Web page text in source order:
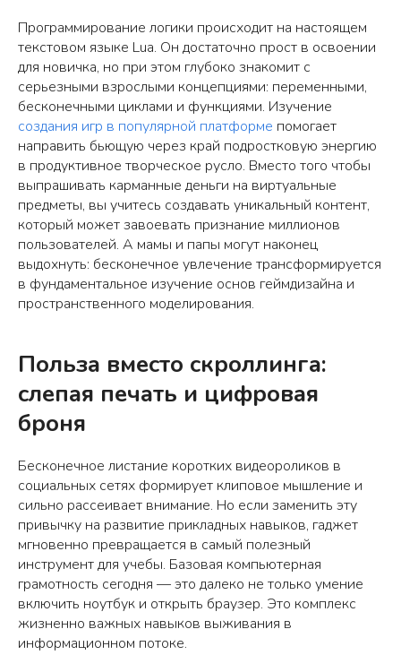
Программирование логики происходит на настоящем
текстовом языке Lua. Он достаточно прост в освоении
для новичка, но при этом глубоко знакомит с
серьезными взрослыми концепциями: переменными,
бесконечными циклами и функциями. Изучение
создания игр в популярной платформе помогает
направить бьющую через край подростковую энергию
в продуктивное творческое русло. Вместо того чтобы
выпрашивать карманные деньги на виртуальные
предметы, вы учитесь создавать уникальный контент,
который может завоевать признание миллионов
пользователей. А мамы и папы могут наконец
выдохнуть: бесконечное увлечение трансформируется
в фундаментальное изучение основ геймдизайна и
пространственного моделирования.
Польза вместо скроллинга:
слепая печать и цифровая
броня
Бесконечное листание коротких видеороликов в
социальных сетях формирует клиповое мышление и
сильно рассеивает внимание. Но если заменить эту
привычку на развитие прикладных навыков, гаджет
мгновенно превращается в самый полезный
инструмент для учебы. Базовая компьютерная
грамотность сегодня — это далеко не только умение
включить ноутбук и открыть браузер. Это комплекс
жизненно важных навыков выживания в
информационном потоке.